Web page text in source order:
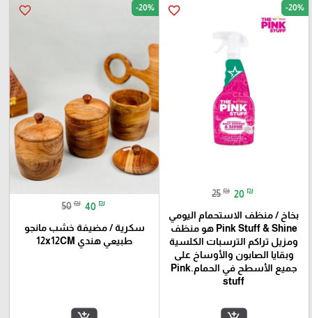
favorite_border -20%
25 ₪ 20 ₪
بخاخ / منظف الاستحمام اليومي
Pink Stuff & Shine هو منظف
ومزيل تراكم الترسبات الكلسية
وبقايا الصابون والأوساخ على
جميع الأسطح في الحمام.Pink
stuff
favorite_border -20%
50 ₪ 40 ₪
سكرية / مضيفة خشب مانجو
طبيعي هندي 12x12CM